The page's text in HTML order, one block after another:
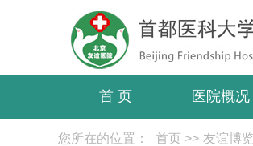
首 页 医院概况
您所在的位置： 首页 >> 友谊博览